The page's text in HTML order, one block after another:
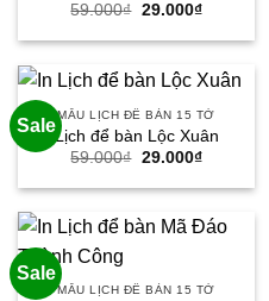
59.000₫ Giá
là:
29.000₫Giá
tại
29.000₫.
Sale
MẪU LỊCH ĐỂ BÀN 15 TỜ
Lịch để bàn Lộc Xuân
59.000₫ Giá
là:
29.000₫Giá
tại
29.000₫.
Sale
MẪU LỊCH ĐỂ BÀN 15 TỜ